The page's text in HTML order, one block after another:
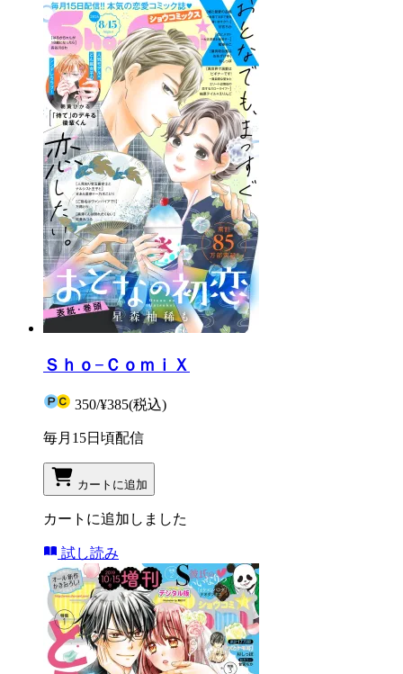
Ｓｈｏ−ＣｏｍｉＸ
350/¥385(税込)
毎月15日頃配信
カートに追加
カートに追加しました
試し読み